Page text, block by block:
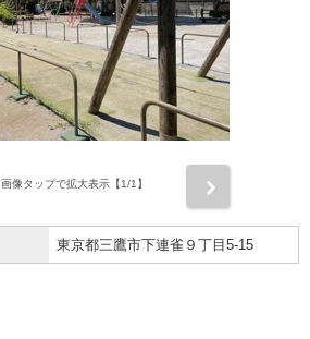
画像タップで拡大表示【1/1】
東京都三鷹市下連雀９丁目5-15